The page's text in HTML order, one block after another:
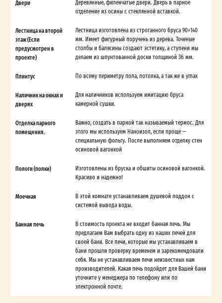
Двери
Деревянные, филенчатые двери. Дверь в парное
отделение из осины с стеклянной вставкой.
Лестница на второй
этаж (Если
предусмотрен в
проекте)
Лестница изготовлена из строганного бруса 90×140
мм. Имеет фигурный поручень из дерева. Точеные
столбы и балясины создают эстетику, а ступени мы
делаем из шпунтованной доски толщиной 36 мм.
Плинтус По всему периметру пола, потолка, а так же в углах
Наличник на окнах и
дверях
Для наличников используем имитацию бруса
камерной сушки.
Отделка парного
помещения.
Важно, создать в парной так называемый термос. Для
этого мы используем Наноизол, если проще —
специальную фольгу. После выполняем отделку стен
осиновой вагонкой
Пологи (полки)
Изготовлены из бруска и обшиты осиновой вагонкой.
Красиво и надежно!
Моечная
В этой комнате устанавливаем душевой поддон с
системой вывода воды.
Банная печь
В стоимость проекта не входит банная печь. Мы
предлагаем Вам выбрать одну из наших печей для
своей бани. Все печи, которые мы устанавливаем в
бани прошли проверку временем и зарекомендовали
себя. Мы не устанавливаем печи неизвестных нам
производителей. Какая печь подойдет для Вашей бани
уточните у менеджера по телефону или по
электронной почте.